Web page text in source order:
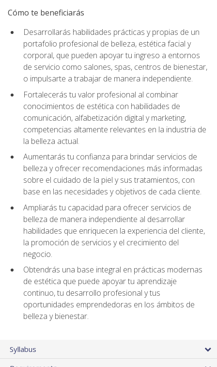
Cómo te beneficiarás
Desarrollarás habilidades prácticas y propias de un
portafolio profesional de belleza, estética facial y
corporal, que pueden apoyar tu ingreso a entornos
de servicio como salones, spas, centros de bienestar,
o impulsarte a trabajar de manera independiente.
Fortalecerás tu valor profesional al combinar
conocimientos de estética con habilidades de
comunicación, alfabetización digital y marketing,
competencias altamente relevantes en la industria de
la belleza actual.
Aumentarás tu confianza para brindar servicios de
belleza y ofrecer recomendaciones más informadas
sobre el cuidado de la piel y sus tratamientos, con
base en las necesidades y objetivos de cada cliente.
Ampliarás tu capacidad para ofrecer servicios de
belleza de manera independiente al desarrollar
habilidades que enriquecen la experiencia del cliente,
la promoción de servicios y el crecimiento del
negocio.
Obtendrás una base integral en prácticas modernas
de estética que puede apoyar tu aprendizaje
continuo, tu desarrollo profesional y tus
oportunidades emprendedoras en los ámbitos de
belleza y bienestar.
Syllabus